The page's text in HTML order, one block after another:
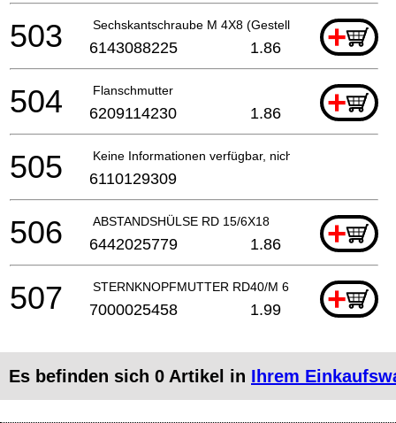
Sechskantschraube M 4X8 (Gestellte Scheibe) Verz
+
503 6143088225 1.86
Flanschmutter +
504 6209114230 1.86
Keine Informationen verfügbar, nicht bestellbar
505 6110129309
ABSTANDSHÜLSE RD 15/6X18 +
506 6442025779 1.86
STERNKNOPFMUTTER RD40/M 6 (DIN 934)
+
507 7000025458 1.99
Es befinden sich 0 Artikel in Ihrem